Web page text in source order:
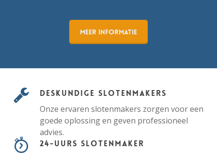
Meer informatie
Deskundige slotenmakers
Onze ervaren slotenmakers zorgen voor een
goede oplossing en geven professioneel
advies.
24-uurs slotenmaker